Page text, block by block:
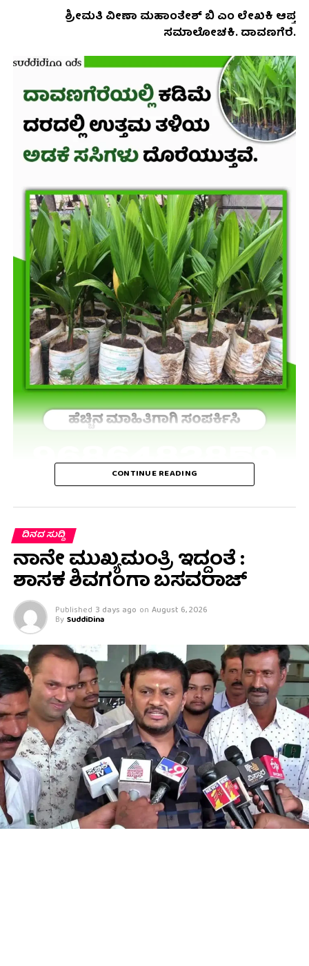
ಶ್ರೀಮತಿ ವೀಣಾ ಮಹಾಂತೇಶ್ ಬಿ ಎಂ ಲೇಖಕಿ ಆಪ್ತ
ಸಮಾಲೋಚಕಿ. ದಾವಣಗೆರೆ.
CONTINUE READING
ದಿನದ ಸುದ್ದಿ
ನಾನೇ ಮುಖ್ಯಮಂತ್ರಿ ಇದ್ದಂತೆ :
ಶಾಸಕ ಶಿವಗಂಗಾ ಬಸವರಾಜ್
Published 3 days ago on August 6, 2026
By SuddiDina